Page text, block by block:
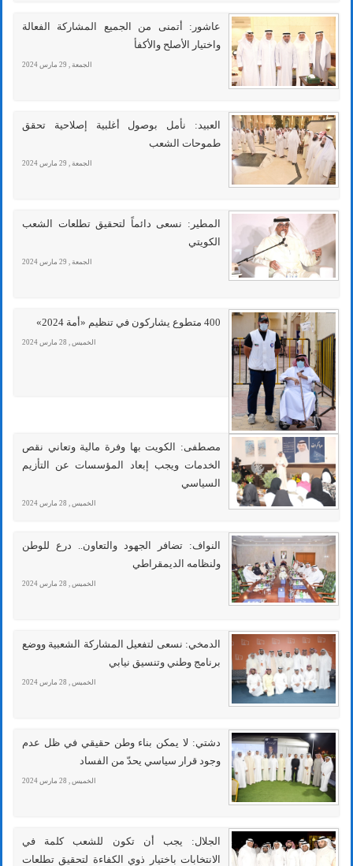
عاشور: أتمنى من الجميع المشاركة الفعالة
واختيار الأصلح والأكفأ
الجمعة , 29 مارس 2024
العبيد: نأمل بوصول أغلبية إصلاحية تحقق
طموحات الشعب
الجمعة , 29 مارس 2024
المطير: نسعى دائماً لتحقيق تطلعات الشعب
الكويتي
الجمعة , 29 مارس 2024
400 متطوع يشاركون في تنظيم «أمة 2024»
الخميس , 28 مارس 2024
مصطفى: الكويت بها وفرة مالية وتعاني نقص
الخدمات ويجب إبعاد المؤسسات عن التأزيم
السياسي
الخميس , 28 مارس 2024
النواف: تضافر الجهود والتعاون.. درع للوطن
ولنظامه الديمقراطي
الخميس , 28 مارس 2024
الدمخي: نسعى لتفعيل المشاركة الشعبية ووضع
برنامج وطني وتنسيق نيابي
الخميس , 28 مارس 2024
دشتي: لا يمكن بناء وطن حقيقي في ظل عدم
وجود قرار سياسي يحدّ من الفساد
الخميس , 28 مارس 2024
الجلال: يجب أن تكون للشعب كلمة في
الانتخابات باختيار ذوي الكفاءة لتحقيق تطلعات